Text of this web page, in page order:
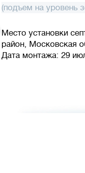
(подъем на уровень
Место установки
район, Московская
Дата монтажа: 29